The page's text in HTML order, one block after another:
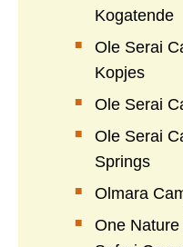
Kogatende
Ole Serai
Kopjes
Ole Serai
Ole Serai
Springs
Olmara
One